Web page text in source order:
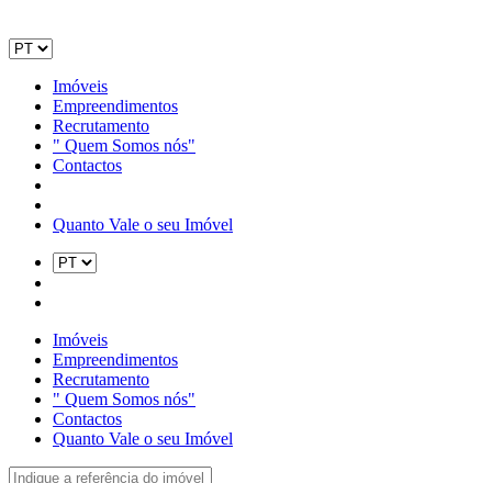
Imóveis
Empreendimentos
Recrutamento
" Quem Somos nós"
Contactos
Quanto Vale o seu Imóvel
Imóveis
Empreendimentos
Recrutamento
" Quem Somos nós"
Contactos
Quanto Vale o seu Imóvel